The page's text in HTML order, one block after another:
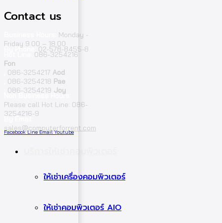
Contact us
Monday -
Friday 9.00 – 18.00
By Phone:02-578-8455-8
086-3254216
Fon
086-3254217 Aod
086-3254218 Pae
086-3254219 Joy
Non Business Hours:
Please call Hot Line: 086-
3254216-9
By Email:
sales@computerforrent.com
Facebook Line Email Youtube
ให้เช่าเครื่องคอมพิวเตอร์
ให้เช่าคอมพิวเตอร์ AIO